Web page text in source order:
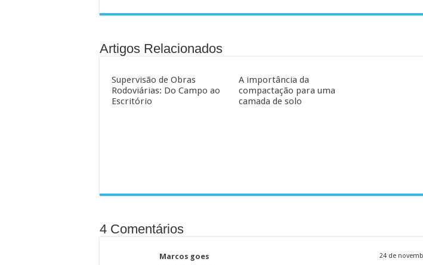
Artigos Relacionados
Supervisão de Obras
Rodoviárias: Do Campo ao
Escritório
A importância da
compactação para uma
camada de solo
4 Comentários
Marcos goes 24 de